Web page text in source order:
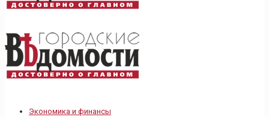
Экономика и финансы